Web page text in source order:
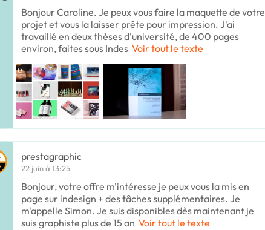
Bonjour Caroline. Je peux vous faire la maquette de votre
projet et vous la laisser prête pour impression. J'ai
travaillé en deux thèses d'université, de 400 pages
environ, faites sous Indes Voir tout le texte
prestagraphic
22 juin à 13:25
Bonjour, votre offre m'intéresse je peux vous la mis en
page sur indesign + des tâches supplémentaires. Je
m'appelle Simon. Je suis disponibles dès maintenant je
suis graphiste plus de 15 an Voir tout le texte